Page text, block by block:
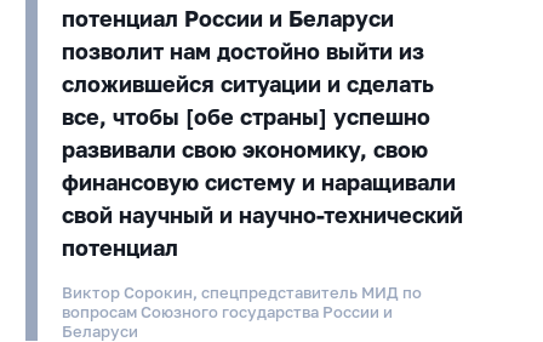
потенциал России и Беларуси
позволит нам достойно выйти из
сложившейся ситуации и сделать
все, чтобы [обе страны] успешно
развивали свою экономику, свою
финансовую систему и наращивали
свой научный и научно-технический
потенциал
Виктор Сорокин, спецпредставитель МИД по
вопросам Союзного государства России и
Беларуси